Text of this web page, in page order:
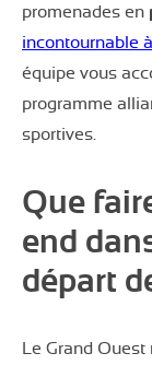
promenades en
incontournable
équipe vous
programme
sportives.
Que
end
départ
Le Grand Ouest